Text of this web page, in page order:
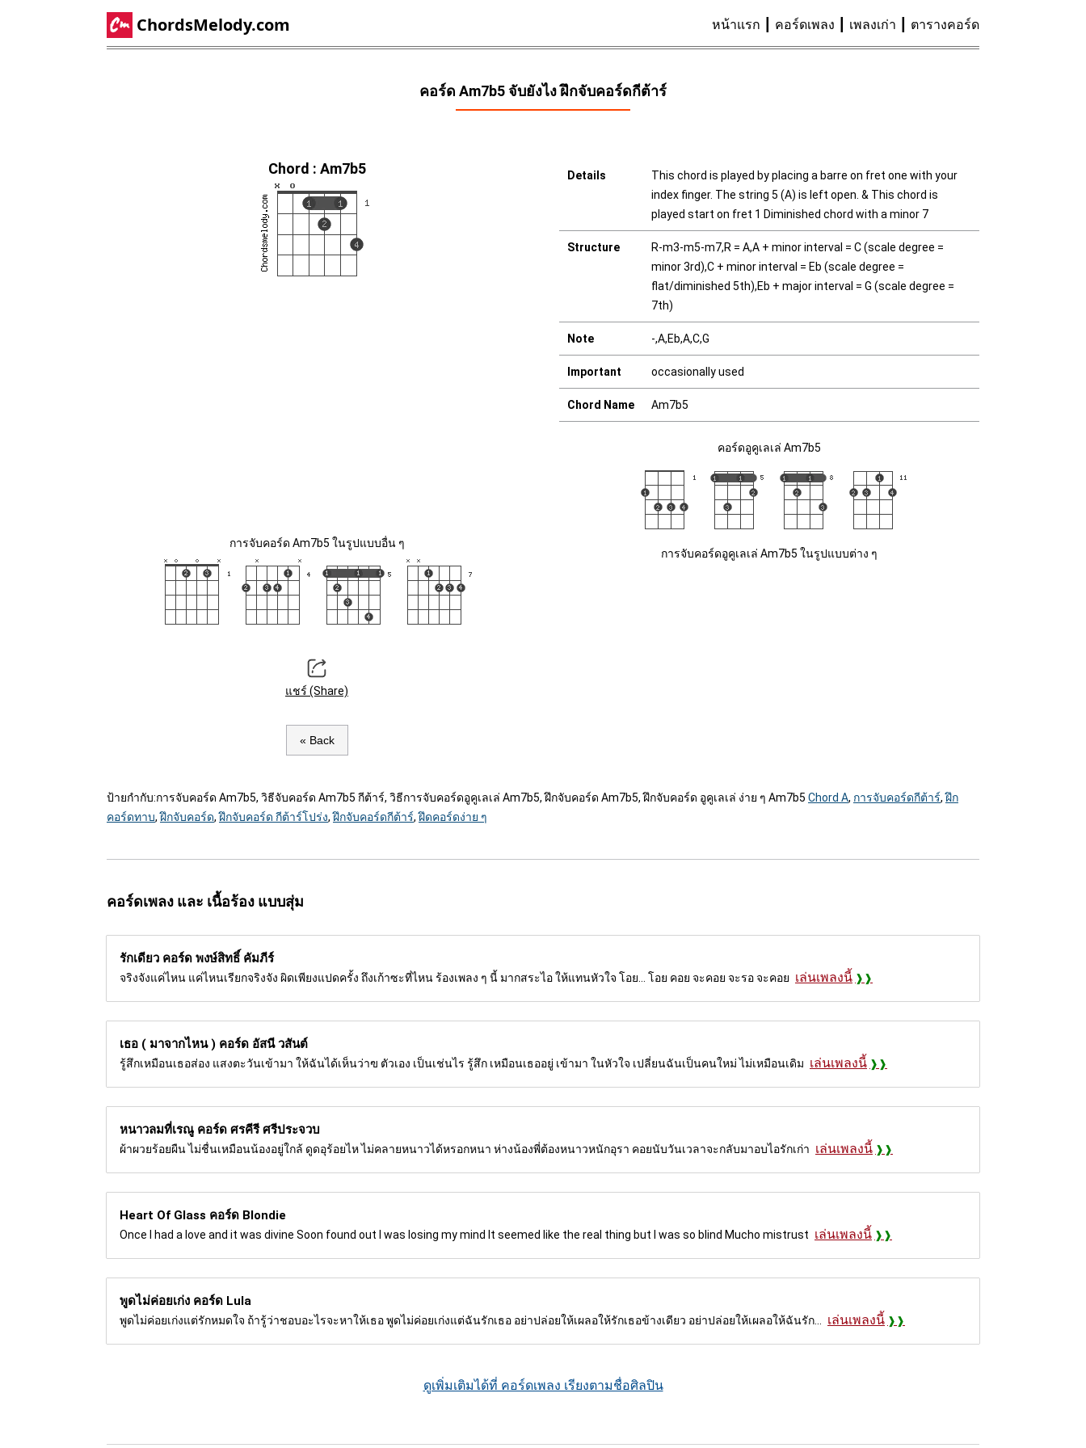
ChordsMelody.com หน้าแรก คอร์ดเพลง เพลงเก่า ตารางคอร์ด
คอร์ด Am7b5 จับยังไง ฝึกจับคอร์ดกีต้าร์
Chord : Am7b5
การจับคอร์ด Am7b5 ในรูปแบบอื่น ๆ
แชร์ (Share)
« Back
Details
This chord is played by placing a barre on fret one with your
index finger. The string 5 (A) is left open. & This chord is
played start on fret 1 Diminished chord with a minor 7
Structure
R-m3-m5-m7,R = A,A + minor interval = C (scale degree =
minor 3rd),C + minor interval = Eb (scale degree =
flat/diminished 5th),Eb + major interval = G (scale degree =
7th)
Note -,A,Eb,A,C,G
Important occasionally used
Chord Name Am7b5
คอร์ดอูคูเลเล่ Am7b5
การจับคอร์ดอูคูเลเล่ Am7b5 ในรูปแบบต่าง ๆ
ป้ายกำกับ:การจับคอร์ด Am7b5, วิธีจับคอร์ด Am7b5 กีต้าร์, วิธีการจับคอร์ดอูคูเลเล่ Am7b5, ฝึกจับคอร์ด Am7b5, ฝึกจับคอร์ด อูคูเลเล่ ง่าย ๆ Am7b5 Chord A, การจับคอร์ดกีต้าร์,ฝึก
คอร์ดทาบ,ฝึกจับคอร์ด,ฝึกจับคอร์ด กีต้าร์โปร่ง,ฝึกจับคอร์ดกีต้าร์,ฝึดคอร์ดง่าย ๆ
คอร์ดเพลง และ เนื้อร้อง แบบสุ่ม
รักเดียว คอร์ด พงษ์สิทธิ์ คัมภีร์
จริงจังแค่ไหน แค่ไหนเรียกจริงจัง ผิดเพียงแปดครั้ง ถึงเก้าซะที่ไหน ร้องเพลง ๆ นี้ มากสระไอ ให้แทนหัวใจ โอย... โอย คอย จะคอย จะรอ จะคอย เล่นเพลงนี้
เธอ ( มาจากไหน ) คอร์ด อัสนี วสันต์
รู้สึกเหมือนเธอส่อง แสงตะวันเข้ามา ให้ฉันได้เห็นว่าฃ ตัวเอง เป็นเช่นไร รู้สึก เหมือนเธออยู่ เข้ามา ในหัวใจ เปลี่ยนฉันเป็นคนใหม่ ไม่เหมือนเดิม เล่นเพลงนี้
หนาวลมที่เรณู คอร์ด ศรคีรี ศรีประจวบ
ผ้าผวยร้อยผืน ไม่ชื่นเหมือนน้องอยู่ใกล้ ดูดอุร้อยไห ไม่คลายหนาวได้หรอกหนา ห่างน้องพี่ต้องหนาวหนักอุรา คอยนับวันเวลาจะกลับมาอบไอรักเก่า เล่นเพลงนี้
Heart Of Glass คอร์ด Blondie
Once I had a love and it was divine Soon found out I was losing my mind It seemed like the real thing but I was so blind Mucho mistrust เล่นเพลงนี้
พูดไม่ค่อยเก่ง คอร์ด Lula
พูดไม่ค่อยเก่งแต่รักหมดใจ ถ้ารู้ว่าชอบอะไรจะหาให้เธอ พูดไม่ค่อยเก่งแต่ฉันรักเธอ อย่าปล่อยให้เผลอให้รักเธอข้างเดียว อย่าปล่อยให้เผลอให้ฉันรัก... เล่นเพลงนี้
ดูเพิ่มเติมได้ที่ คอร์ดเพลง เรียงตามชื่อศิลปิน